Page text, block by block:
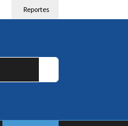
Reportes